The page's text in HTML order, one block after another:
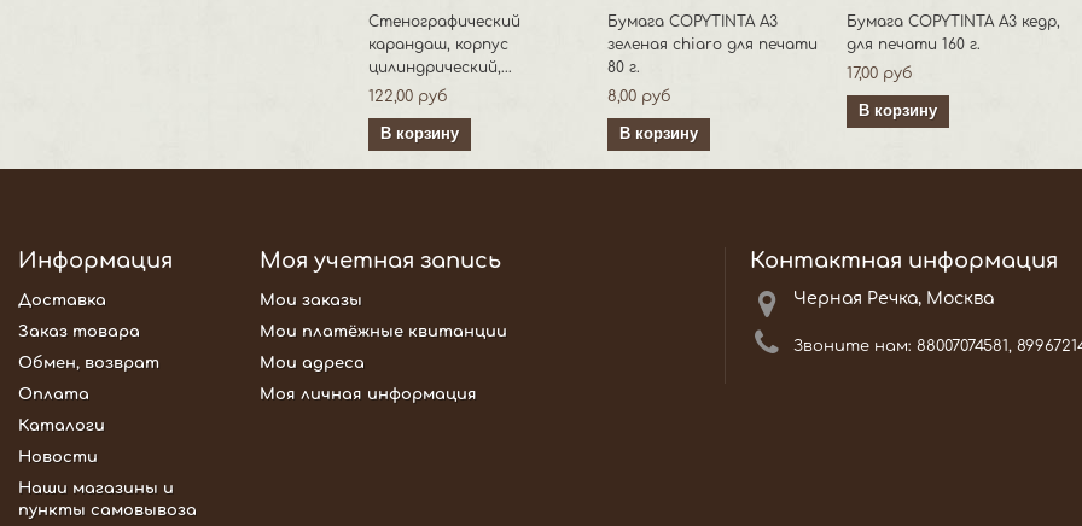
Стенографический
карандаш, корпус
цилиндрический,...
122,00 руб
В корзину
Бумага COPYTINTA А3
зеленая chiaro для печати
80 г.
8,00 руб
В корзину
Бумага COPYTINTA А3 кедр,
для печати 160 г.
17,00 руб
В корзину
Информация
Доставка
Заказ товара
Обмен, возврат
Оплата
Каталоги
Новости
Наши магазины и
пункты самовывоза
Моя учетная запись
Мои заказы
Мои платёжные квитанции
Мои адреса
Моя личная информация
Контактная информация
Черная Речка, Москва
Звоните нам: 88007074581,